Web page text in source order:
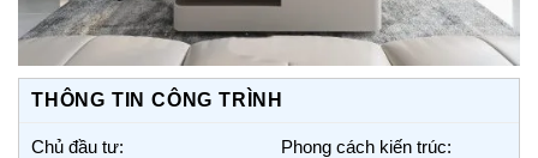
THÔNG TIN CÔNG TRÌNH
Chủ đầu tư: Phong cách kiến trúc: